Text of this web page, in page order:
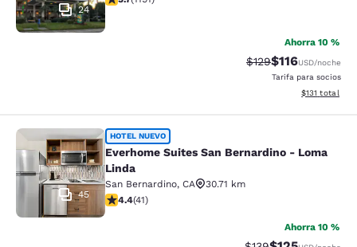
24
Ahorra 10 %
Precio tachado:
$129Precio con
$116USD/noche
Tarifa para socios
Ver detalles
$131 total
Everhome Suites San Bernardino -
45
HOTEL NUEVO
Everhome Suites San Bernardino - Loma
Linda
San Bernardino, CA
30.71 km
calificación de 4.39 estrellas. Excelente. 41 reseñas
4.4(41)
Ahorra 10 %